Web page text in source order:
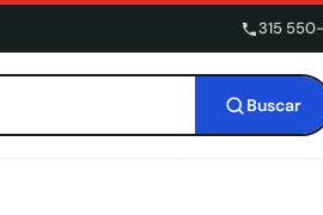
315
Buscar